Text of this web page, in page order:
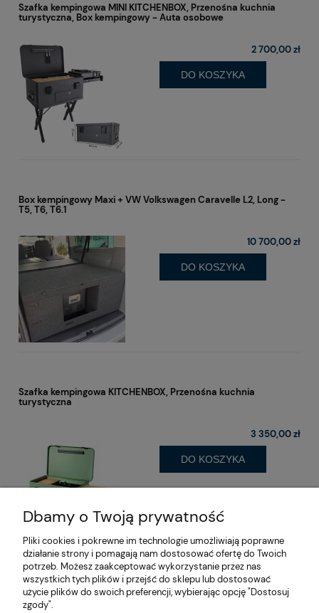
Szafka kempingowa MINI KITCHENBOX, Przenośna kuchnia
turystyczna, Box kempingowy - Auta osobowe
2 700,00 zł
DO KOSZYKA
Box kempingowy Maxi + VW Volkswagen Caravelle L2, Long -
T5, T6, T6.1
10 700,00 zł
DO KOSZYKA
Szafka kempingowa KITCHENBOX, Przenośna kuchnia
turystyczna
3 350,00 zł
DO KOSZYKA
Dbamy o Twoją prywatność
Pliki cookies i pokrewne im technologie umożliwiają poprawne
działanie strony i pomagają nam dostosować ofertę do Twoich
potrzeb. Możesz zaakceptować wykorzystanie przez nas
wszystkich tych plików i przejść do sklepu lub dostosować
użycie plików do swoich preferencji, wybierając opcję "Dostosuj
zgody".